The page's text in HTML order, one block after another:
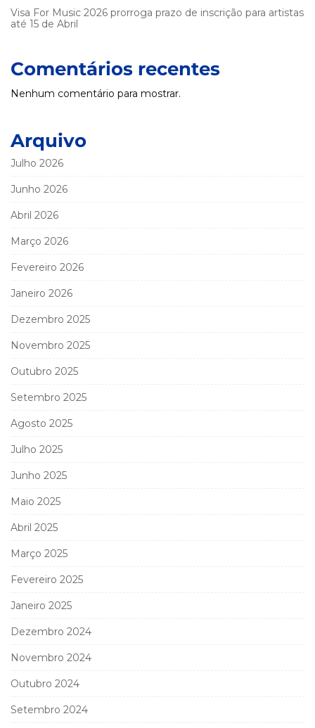
Visa For Music 2026 prorroga prazo de inscrição para artistas
até 15 de Abril
Comentários recentes
Nenhum comentário para mostrar.
Arquivo
Julho 2026
Junho 2026
Abril 2026
Março 2026
Fevereiro 2026
Janeiro 2026
Dezembro 2025
Novembro 2025
Outubro 2025
Setembro 2025
Agosto 2025
Julho 2025
Junho 2025
Maio 2025
Abril 2025
Março 2025
Fevereiro 2025
Janeiro 2025
Dezembro 2024
Novembro 2024
Outubro 2024
Setembro 2024